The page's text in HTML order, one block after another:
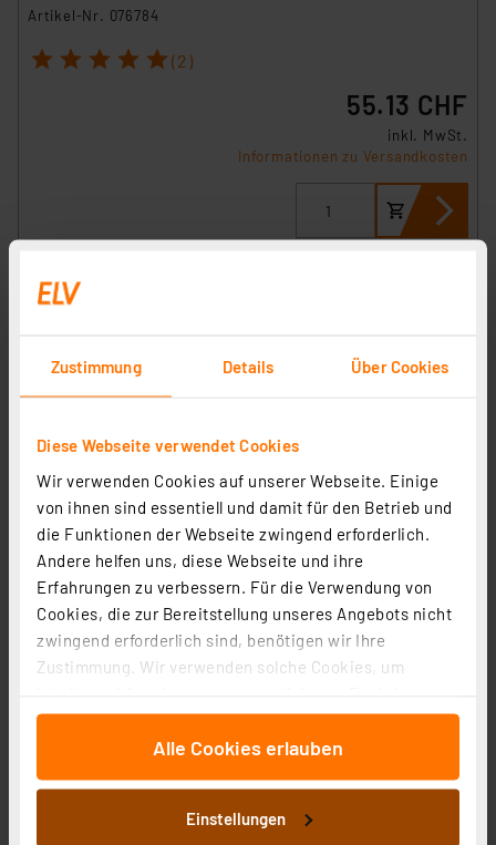
Zustimmung Details Über Cookies
Diese Webseite verwendet Cookies
Wir verwenden Cookies auf unserer Webseite. Einige
von ihnen sind essentiell und damit für den Betrieb und
die Funktionen der Webseite zwingend erforderlich.
Andere helfen uns, diese Webseite und ihre
Erfahrungen zu verbessern. Für die Verwendung von
Cookies, die zur Bereitstellung unseres Angebots nicht
zwingend erforderlich sind, benötigen wir Ihre
Zustimmung. Wir verwenden solche Cookies, um
für soziale Medien anbieten zu können und die Zugriffe
auf unsere Website zu analysieren. Außerdem geben
wir Informationen zu Ihrer Verwendung unserer Website
an unsere Partner für soziale Medien, Werbung und
Analysen weiter. Unsere Partner führen diese
Alle Cookies erlauben
Einstellungen
Artikel-Nr. 076784
1 2 3 4 5 (2)
55.13 CHF
inkl. MwSt.
Informationen zu Versandkosten
für Smart Home / Hausautomation
Artikel-Nr. 131774
2 3 4 5 (18)
55.13 CHF
Informationen zu Versandkosten